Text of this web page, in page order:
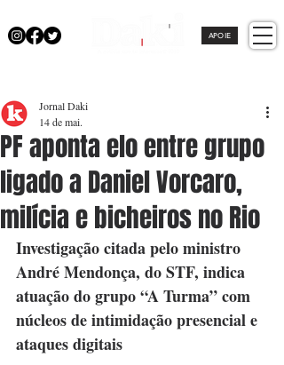
APOIE
PF aponta elo entre grupo
ligado a Daniel Vorcaro,
milícia e bicheiros no Rio
Jornal Daki
14 de mai.
Investigação citada pelo ministro
André Mendonça, do STF, indica
atuação do grupo “A Turma” com
núcleos de intimidação presencial e
ataques digitais